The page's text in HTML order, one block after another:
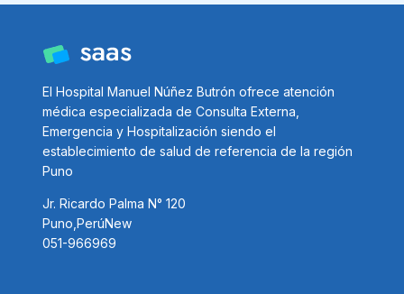
El Hospital Manuel Núñez Butrón ofrece atención
médica especializada de Consulta Externa,
Emergencia y Hospitalización siendo el
establecimiento de salud de referencia de la región
Puno
Jr. Ricardo Palma N° 120
Puno,PerúNew
051-966969